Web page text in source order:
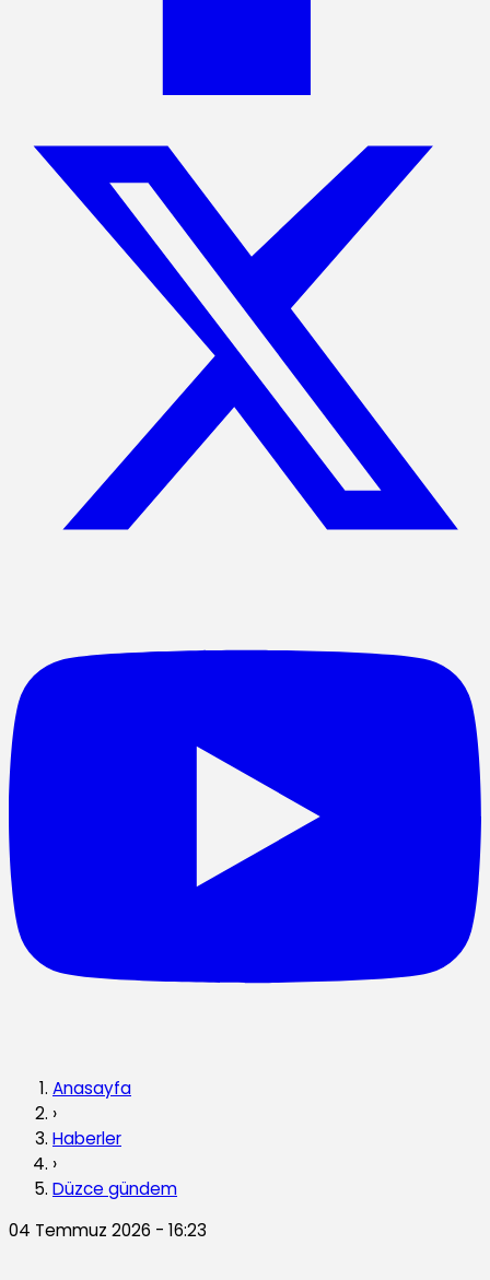
Anasayfa
›
Haberler
›
Düzce gündem
04 Temmuz 2026 - 16:23